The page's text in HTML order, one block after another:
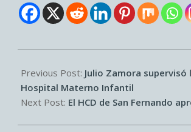
05-
28
Previous Post: Julio Zamora
Hospital Materno Infantil
Next Post: El HCD de San Fernando